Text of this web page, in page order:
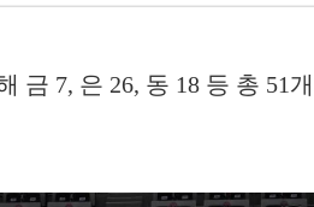
금 7, 은 26, 동 18 등 총 51개